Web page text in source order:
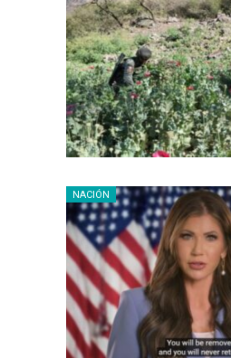
NACIÓN